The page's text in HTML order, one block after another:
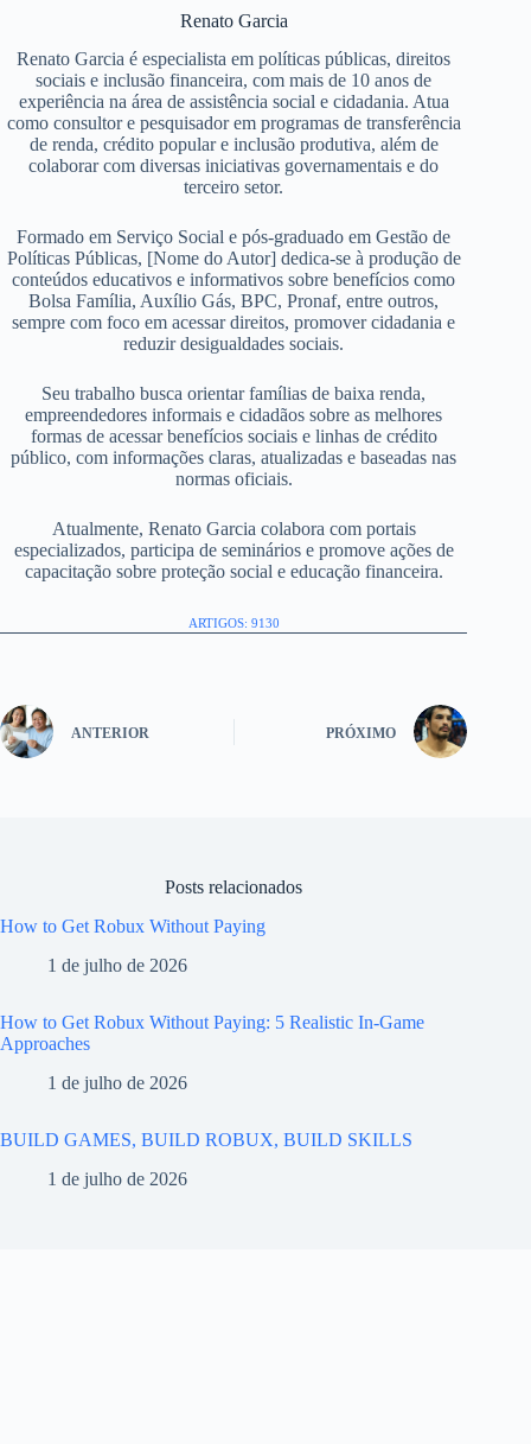
Renato Garcia
Renato Garcia é especialista em políticas públicas, direitos
sociais e inclusão financeira, com mais de 10 anos de
experiência na área de assistência social e cidadania. Atua
como consultor e pesquisador em programas de transferência
de renda, crédito popular e inclusão produtiva, além de
colaborar com diversas iniciativas governamentais e do
terceiro setor.
Formado em Serviço Social e pós-graduado em Gestão de
Políticas Públicas, [Nome do Autor] dedica-se à produção de
conteúdos educativos e informativos sobre benefícios como
Bolsa Família, Auxílio Gás, BPC, Pronaf, entre outros,
sempre com foco em acessar direitos, promover cidadania e
reduzir desigualdades sociais.
Seu trabalho busca orientar famílias de baixa renda,
empreendedores informais e cidadãos sobre as melhores
formas de acessar benefícios sociais e linhas de crédito
público, com informações claras, atualizadas e baseadas nas
normas oficiais.
Atualmente, Renato Garcia colabora com portais
especializados, participa de seminários e promove ações de
capacitação sobre proteção social e educação financeira.
ARTIGOS: 9130
ANTERIOR PRÓXIMO
Posts relacionados
How to Get Robux Without Paying
1 de julho de 2026
How to Get Robux Without Paying: 5 Realistic In-Game
Approaches
1 de julho de 2026
BUILD GAMES, BUILD ROBUX, BUILD SKILLS
1 de julho de 2026